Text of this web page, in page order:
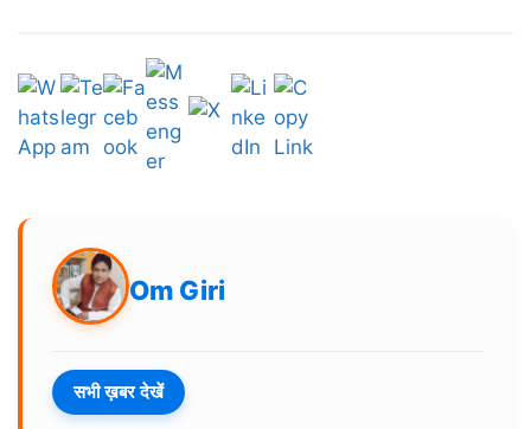
Om Giri
सभी ख़बर देखें